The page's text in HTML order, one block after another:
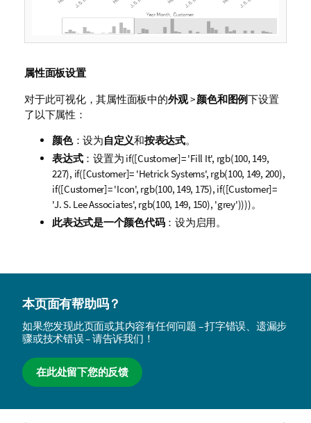
属性面板设置
对于此可视化，其属性面板中的外观>颜色和图例下设置
了以下属性：
颜色：设为自定义和按表达式。
表达式：设置为 if([Customer]= 'Fill It', rgb(100, 149,
227), if([Customer]= 'Hetrick Systems', rgb(100, 149, 200),
if([Customer]= 'Icon', rgb(100, 149, 175), if([Customer]=
'J. S. Lee Associates', rgb(100, 149, 150), 'grey'))))。
此表达式是一个颜色代码：设为启用。
本页面有帮助吗？
如果您发现此页面或其内容有任何问题 – 打字错误、遗漏步
骤或技术错误 – 请告诉我们！
在此处留下您的反馈